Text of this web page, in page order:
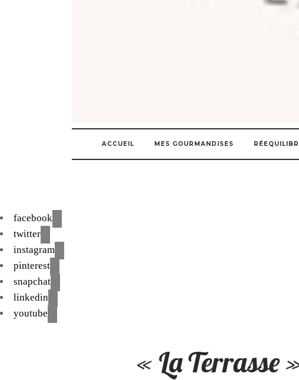
ACCUEIL MES GOURMANDISES
facebook
twitter
instagram
pinterest
snapchat
linkedin
youtube
« La Terrasse